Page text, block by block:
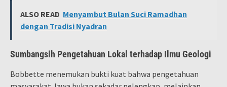
ALSO READ Menyambut Bulan Suci Ramadhan
dengan Tradisi Nyadran
Sumbangsih Pengetahuan Lokal terhadap Ilmu Geologi
Bobbette menemukan bukti kuat bahwa pengetahuan